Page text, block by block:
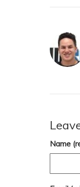
Name